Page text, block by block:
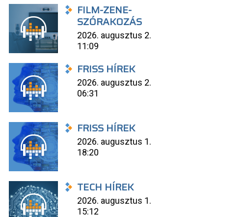
FILM-ZENE-
SZÓRAKOZÁS
2026. augusztus 2.
11:09
FRISS HÍREK
2026. augusztus 2.
06:31
FRISS HÍREK
2026. augusztus 1.
18:20
TECH HÍREK
2026. augusztus 1.
15:12